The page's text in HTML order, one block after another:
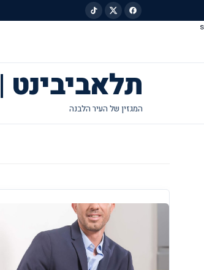
s
תלאביבינט | Tel Avivi Net